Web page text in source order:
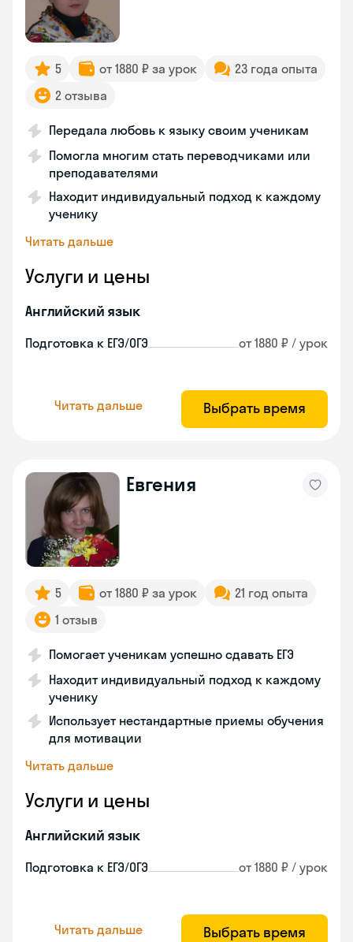
5 от 1880 ₽ за урок
23 года опыта
2 отзыва
Передала любовь к языку своим ученикам
Помогла многим стать переводчиками или
преподавателями
Находит индивидуальный подход к каждому
ученику
Читать дальше
Услуги и цены
Английский язык
Подготовка к ЕГЭ/ОГЭ от 1880 ₽ / урок
Читать дальше Выбрать время
Евгения
5 от 1880 ₽ за урок
21 год опыта
1 отзыв
Помогает ученикам успешно сдавать ЕГЭ
Находит индивидуальный подход к каждому
ученику
Использует нестандартные приемы обучения
для мотивации
Читать дальше
Услуги и цены
Английский язык
Подготовка к ЕГЭ/ОГЭ от 1880 ₽ / урок
Читать дальше Выбрать время